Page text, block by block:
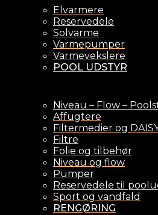
Elvarmere
Reservedele
Solvarme
Varmepumper
Varmevekslere
POOL UDSTYR
Niveau – Flow –
Affugtere
Filtermedier og
Filtre
Folie og tilbehør
Niveau og flow
Pumper
Reservedele til
Sport og vandfald
RENGØRING